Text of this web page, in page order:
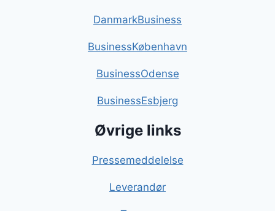
DanmarkBusiness
BusinessKøbenhavn
BusinessOdense
BusinessEsbjerg
Øvrige links
Pressemeddelelse
Leverandør